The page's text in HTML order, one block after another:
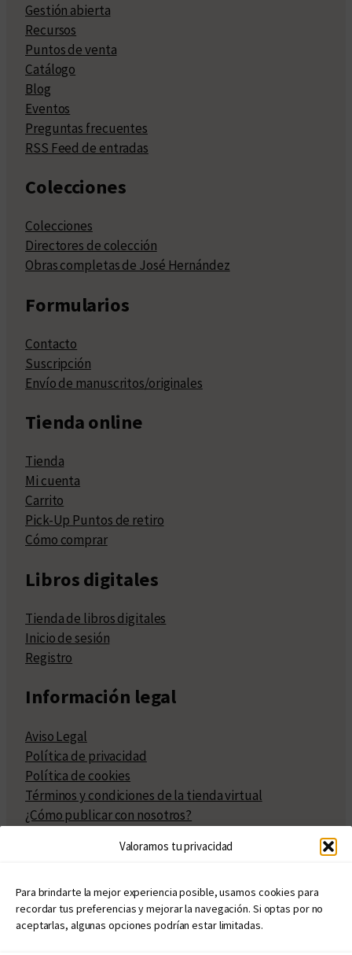
Valoramos tu privacidad
Para brindarte la mejor experiencia posible, usamos cookies para
recordar tus preferencias y mejorar la navegación. Si optas por no
aceptarlas, algunas opciones podrían estar limitadas.
Gestión abierta
Recursos
Puntos de venta
Catálogo
Blog
Eventos
Preguntas frecuentes
RSS Feed de entradas
Colecciones
Colecciones
Directores de colección
Obras completas de José Hernández
Formularios
Contacto
Suscripción
Envío de manuscritos/originales
Tienda online
Tienda
Mi cuenta
Carrito
Pick-Up Puntos de retiro
Cómo comprar
Libros digitales
Tienda de libros digitales
Inicio de sesión
Registro
Información legal
Aviso Legal
Política de privacidad
Política de cookies
Términos y condiciones de la tienda virtual
¿Cómo publicar con nosotros?
Políticas de publicación
Políticas de coedición
Atribuciones